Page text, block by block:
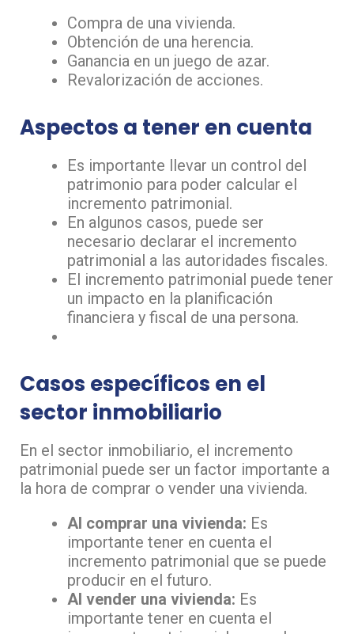
Compra de una vivienda.
Obtención de una herencia.
Ganancia en un juego de azar.
Revalorización de acciones.
Aspectos a tener en cuenta
Es importante llevar un control del
patrimonio para poder calcular el
incremento patrimonial.
En algunos casos, puede ser
necesario declarar el incremento
patrimonial a las autoridades fiscales.
El incremento patrimonial puede tener
un impacto en la planificación
financiera y fiscal de una persona.
Casos específicos en el
sector inmobiliario
En el sector inmobiliario, el incremento
patrimonial puede ser un factor importante a
la hora de comprar o vender una vivienda.
Al comprar una vivienda: Es
importante tener en cuenta el
incremento patrimonial que se puede
producir en el futuro.
Al vender una vivienda: Es
importante tener en cuenta el